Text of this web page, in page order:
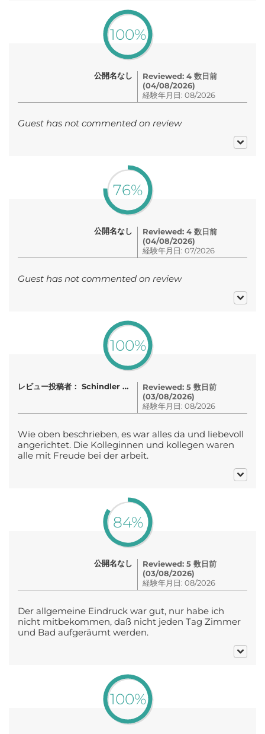
100%
公開名なし
Reviewed: 4 数日前
(04/08/2026)
経験年月日: 08/2026
Guest has not commented on review
76%
公開名なし
Reviewed: 4 数日前
(04/08/2026)
経験年月日: 07/2026
Guest has not commented on review
100%
レビュー投稿者： Schindler Daniel
Reviewed: 5 数日前
(03/08/2026)
経験年月日: 08/2026
Wie oben beschrieben, es war alles da und liebevoll
angerichtet. Die Kolleginnen und kollegen waren
alle mit Freude bei der arbeit.
84%
公開名なし
Reviewed: 5 数日前
(03/08/2026)
経験年月日: 08/2026
Der allgemeine Eindruck war gut, nur habe ich
nicht mitbekommen, daß nicht jeden Tag Zimmer
und Bad aufgeräumt werden.
100%